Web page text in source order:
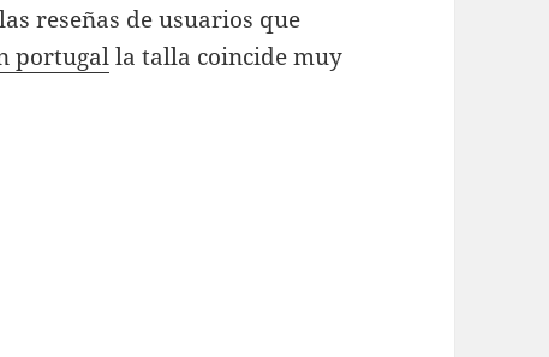
reseñas de usuarios que
portugalla talla coincide muy